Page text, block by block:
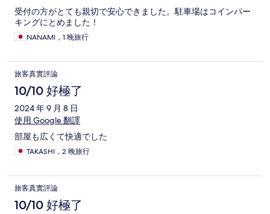
受付の方がとても親切で安心できました。駐車場はコインパー
キングにとめました！
NANAMI，1 晚旅行
旅客真實評論
10/10 好極了
2024 年 9 月 8 日
使用 Google 翻譯
部屋も広くて快適でした
TAKASHI，2 晚旅行
旅客真實評論
10/10 好極了